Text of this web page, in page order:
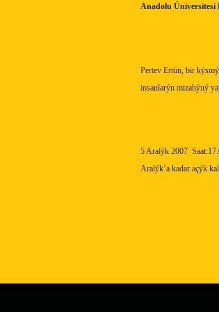
Anadolu
Pertev Ertün, bir
insanlarýn mizahýný
5 Aralýk 2007
Aralýk’a kadar açýk